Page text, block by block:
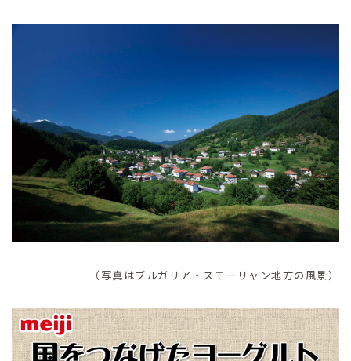
（写真はブルガリア・スモーリャン地方の風景）